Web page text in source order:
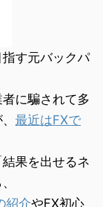
す元バックパ
に騙されて多
最近はFXで
果を出せるネ
紹介やFX初心